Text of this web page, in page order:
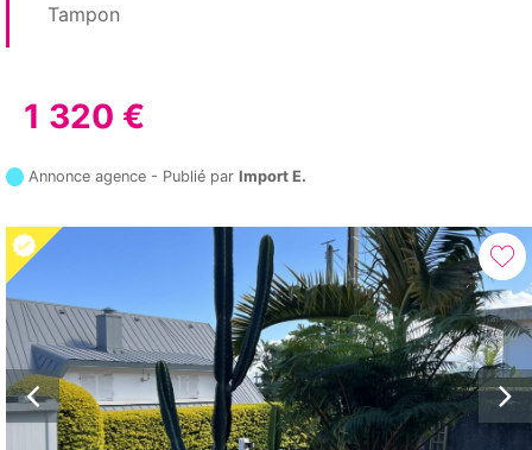
Tampon
1 320 €
Annonce agence - Publié parImport E.